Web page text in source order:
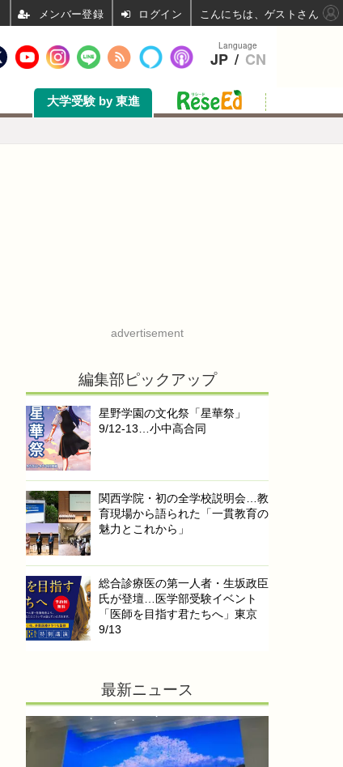
大学受験 by 東進
advertisement
編集部ピックアップ
星野学園の文化祭「星華祭」
9/12-13…小中高合同
関西学院・初の全学校説明会…教
育現場から語られた「一貫教育の
魅力とこれから」
総合診療医の第一人者・生坂政臣
氏が登壇…医学部受験イベント
「医師を目指す君たちへ」東京
9/13
最新ニュース
Language
JP / CN
ログイン こんにちは、ゲストさん